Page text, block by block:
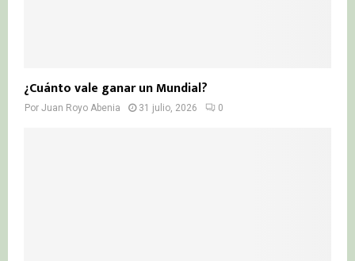
¿Cuánto vale ganar un Mundial?
Por Juan Royo Abenia 31 julio, 2026 0